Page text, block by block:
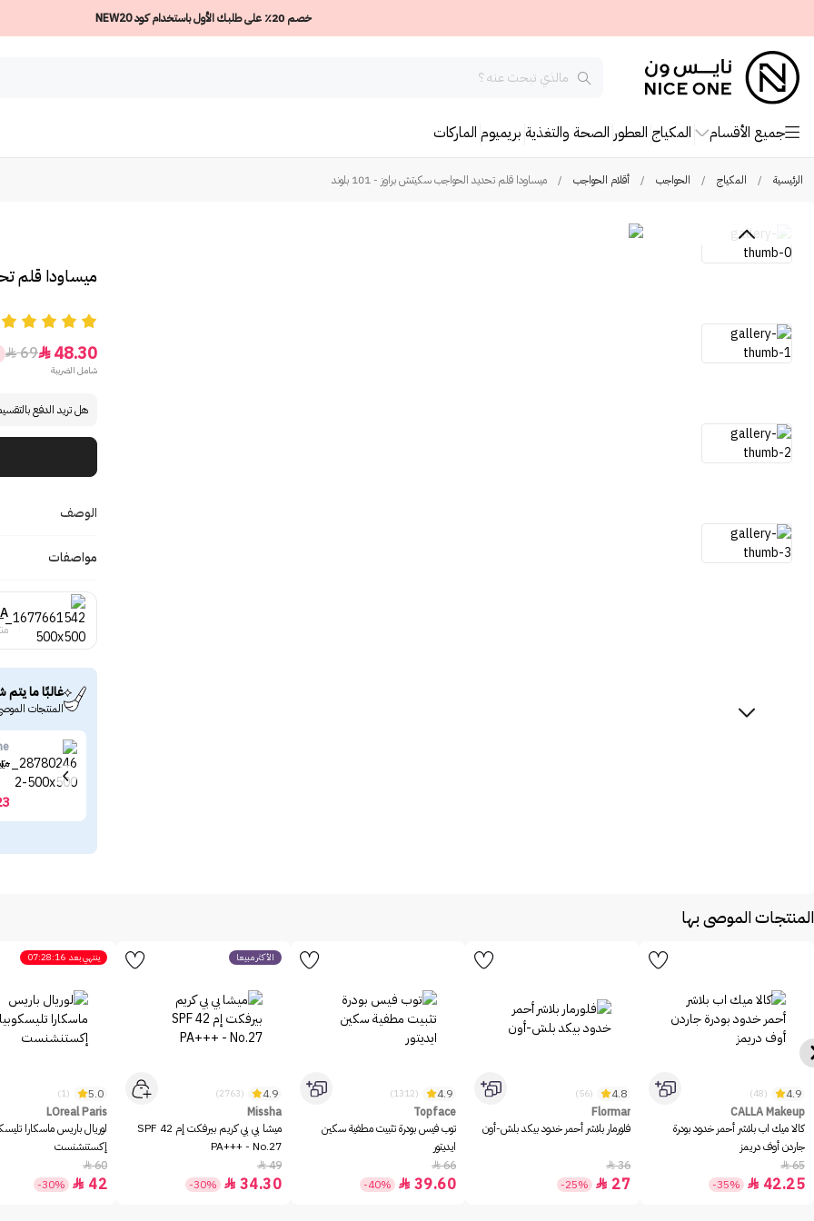
خصم 20٪ على طلبك الأول باستخدام كود NEW20
جميع الأقسام المكياج العطور الصحة والتغذية بريميوم الماركات
الرئيسية / المكياج / الحواجب / أقلام الحواجب / ميساودا قلم تحديد الحواجب سكيتش براوز - 101 بلوند
ميساودا قلم
48.30

69

شامل الضريبة
هل تريد الدفع
الوصف
مواصفات
غالبًا ما يتم
المنتجات
المنتجات الموصى بها
4.9
(48)
CALLA Makeup
كالا ميك اب بلاشر أحمر خدود بودرة
جاردن أوف دريمز
65

42.25

-35%
4.8
(56)
Flormar
فلورمار بلاشر أحمر خدود بيكد بلش-أون
36

27

-25%
4.9
(1312)
Topface
توب فيس بودرة تثبيت مطفية سكين
ايديتور
66

39.60

-40%
الأكثر مبيعاً
4.9
(2763)
Missha
ميشا بي بي كريم بيرفكت إم SPF 42
PA+++ - No.27
49

34.30

-30%
ينتهي بعد 07:28:16
5.0
(1)
LOreal Paris
لوريال باريس ماسكارا
إكستنشنست
60

42

-30%